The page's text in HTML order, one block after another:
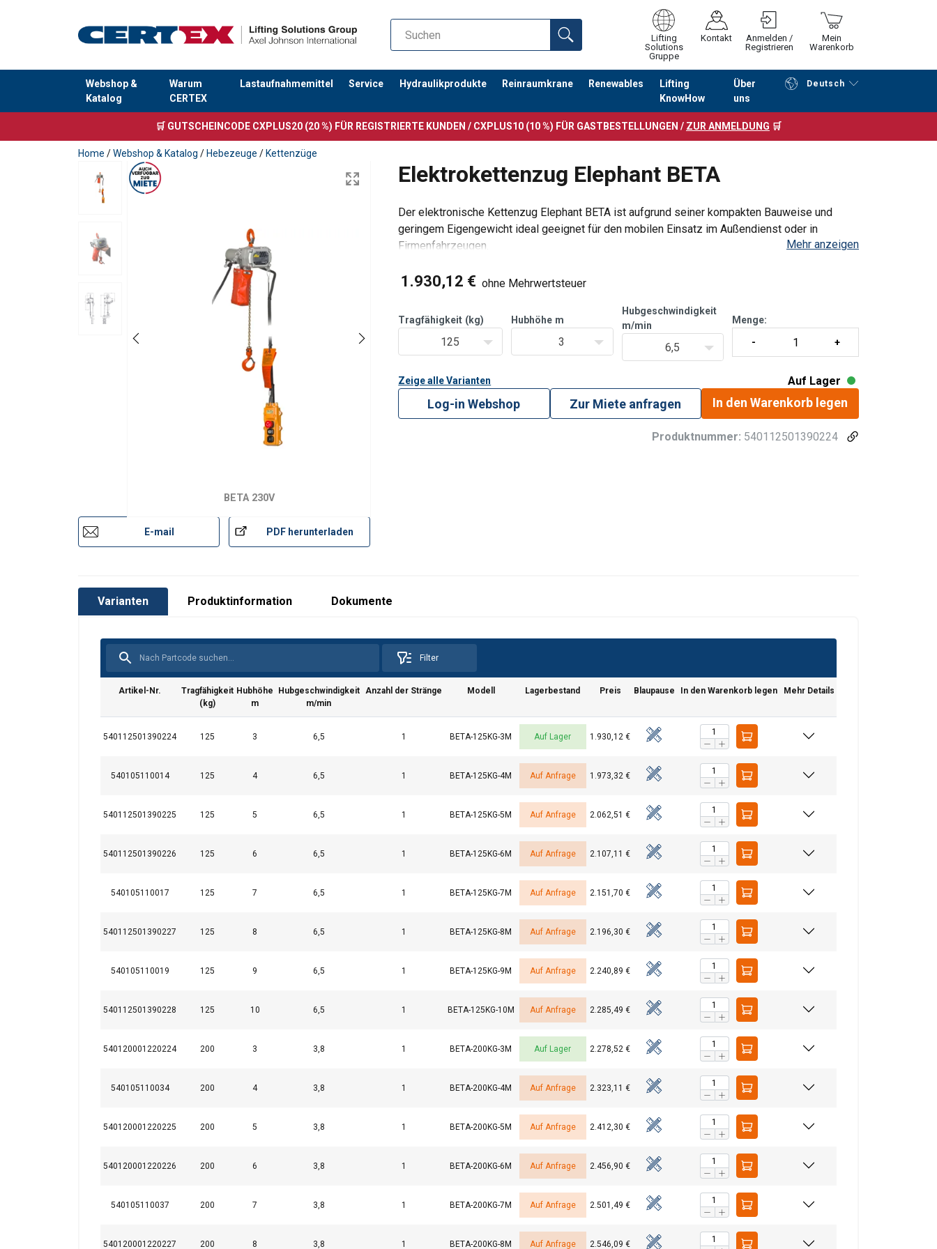
Lifting
Solutions
Gruppe
Kontakt
Anmelden /
Registrieren
Mein
Warenkorb
Webshop &
Katalog
Warum
CERTEX
Lastaufnahmemittel Service Hydraulikprodukte Reinraumkrane Renewables
Lifting
KnowHow
Über
uns
Deutsch
Anfragen Fortfahren Zur Kasse
🛒 GUTSCHEINCODE CXPLUS20 (20 %) FÜR REGISTRIERTE KUNDEN / CXPLUS10 (10 %) FÜR GASTBESTELLUNGEN / ZUR ANMELDUNG 🛒
Home /Webshop & Katalog / Hebezeuge / Kettenzüge
Elektrokettenzug Elephant BETA
BETA 230V
E-mail PDF herunterladen
Der elektronische Kettenzug Elephant BETA ist aufgrund seiner kompakten Bauweise und
geringem Eigengewicht ideal geeignet für den mobilen Einsatz im Außendienst oder in
Firmenfahrzeugen.
Rutschkupplung
Sehr geringes Eigen
Mehr anzeigen
1.930,12 € ohne Mehrwertsteuer
Tragfähigkeit (kg)
125
Hubhöhe m
3
Hubgeschwindigkeit
m/min
6,5
Menge:
Zeige alle Varianten Auf Lager
Log-in Webshop Zur Miete anfragen In den Warenkorb legen
Produktnummer: 540112501390224
Varianten Produktinformation Dokumente
Filter
Artikel-Nr.
Tragfähigkeit
(kg)
Hubhöhe
m
Hubgeschwindigkeit
m/min
Anzahl der Stränge Modell Lagerbestand Preis Blaupause In den Warenkorb legen Mehr Details
540112501390224 125 3 6,5 1 BETA-125KG-3M Auf Lager 1.930,12 €
540105110014 125 4 6,5 1 BETA-125KG-4M Auf Anfrage 1.973,32 €
540112501390225 125 5 6,5 1 BETA-125KG-5M Auf Anfrage 2.062,51 €
540112501390226 125 6 6,5 1 BETA-125KG-6M Auf Anfrage 2.107,11 €
540105110017 125 7 6,5 1 BETA-125KG-7M Auf Anfrage 2.151,70 €
540112501390227 125 8 6,5 1 BETA-125KG-8M Auf Anfrage 2.196,30 €
540105110019 125 9 6,5 1 BETA-125KG-9M Auf Anfrage 2.240,89 €
540112501390228 125 10 6,5 1 BETA-125KG-10M Auf Anfrage 2.285,49 €
540120001220224 200 3 3,8 1 BETA-200KG-3M Auf Lager 2.278,52 €
540105110034 200 4 3,8 1 BETA-200KG-4M Auf Anfrage 2.323,11 €
540120001220225 200 5 3,8 1 BETA-200KG-5M Auf Anfrage 2.412,30 €
540120001220226 200 6 3,8 1 BETA-200KG-6M Auf Anfrage 2.456,90 €
540105110037 200 7 3,8 1 BETA-200KG-7M Auf Anfrage 2.501,49 €
540120001220227 200 8 3,8 1 BETA-200KG-8M Auf Anfrage 2.546,09 €
Catalogus_duits_neutraal_PRINT 30.pdf
ENGLISH TRANSLATION
Diese Webseite verwendet Cookies.
analysieren. Wir geben Informationen über Ihre Nutzung unserer Website auch an unsere Werbe- und
Analysepartner weiter, die diese möglicherweise mit anderen Informationen kombinieren, die Sie ihnen
bereitgestellt haben oder die sie im Rahmen Ihrer Nutzung ihrer Dienste gesammelt haben.
Datenschutzrichtlinie
Unbedingt
Targeting Funktionalität Unklassifizierte
ALLE AKZEPTIEREN
ALLE ABLEHNEN